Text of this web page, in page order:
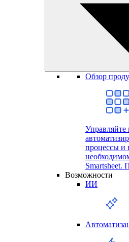
Обзор
Управляйте
процессы и
Smartsheet.
Возможности
ИИ